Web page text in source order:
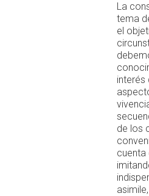
La
tema
el
de los
cuenta